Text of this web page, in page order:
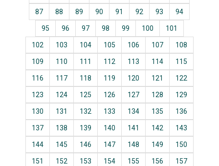
87 88 89 90 91 92 93 94
95 96 97 98 99 100 101
102 103 104 105 106 107 108
109 110 111 112 113 114 115
116 117 118 119 120 121 122
123 124 125 126 127 128 129
130 131 132 133 134 135 136
137 138 139 140 141 142 143
144 145 146 147 148 149 150
151 152 153 154 155 156 157